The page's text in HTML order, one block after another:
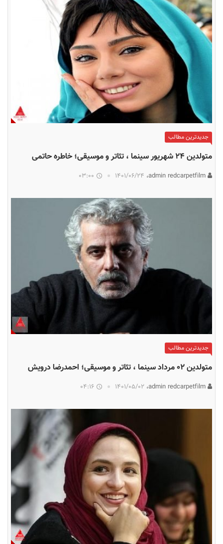
جدیدترین مطالب
متولدین ۲۴ شهریور سینما ، تئاتر و موسیقی؛ خاطره حاتمی
۱۴۰۱/۰۶/۲۴ 03:00
جدیدترین مطالب
متولدین ۰۲ مرداد سینما ، تئاتر و موسیقی؛ احمدرضا درویش
۱۴۰۱/۰۵/۰۲ 04:16